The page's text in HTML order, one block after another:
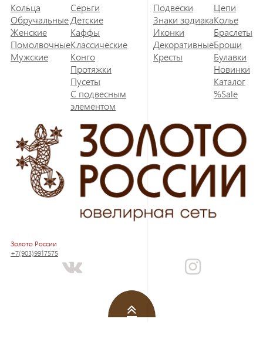
Кольца
Обручальные
Женские
Помолвочные
Мужские
Серьги
Детские
Каффы
Классические
Конго
Протяжки
Пусеты
С подвесным
элементом
Подвески
Знаки зодиака
Иконки
Декоративные
Кресты
Цепи
Колье
Браслеты
Броши
Булавки
Новинки
Каталог
%Sale
Золото России
+7(903)9917575